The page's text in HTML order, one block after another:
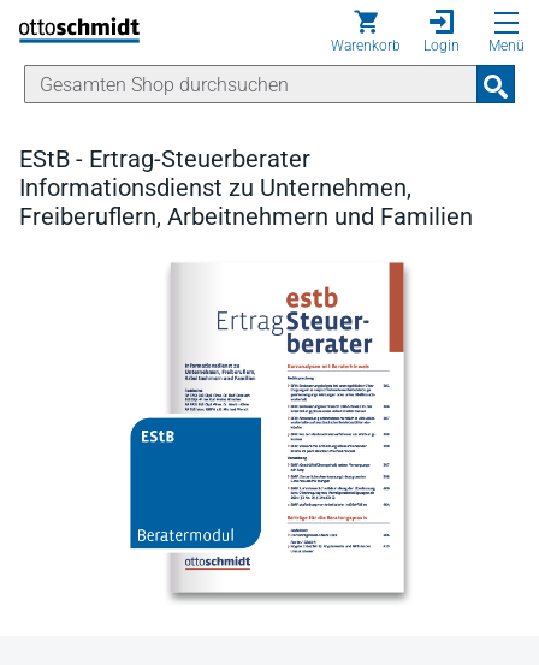
Direkt zum Inhalt
Warenkorb Login Menü
EStB - Ertrag-Steuerberater
Informationsdienst zu Unternehmen,
Freiberuflern, Arbeitnehmern und Familien